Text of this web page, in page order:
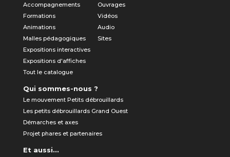
Accompagnements
Formations
Animations
Malles pédagogiques
Expositions interactives
Expositions d'affiches
Tout le catalogue
Ouvrages
Vidéos
Audio
Sites
Qui sommes-nous ?
Le mouvement Petits débrouillards
Les petits débrouillards Grand Ouest
Démarches et axes
Projet phares et partenaires
Et aussi...